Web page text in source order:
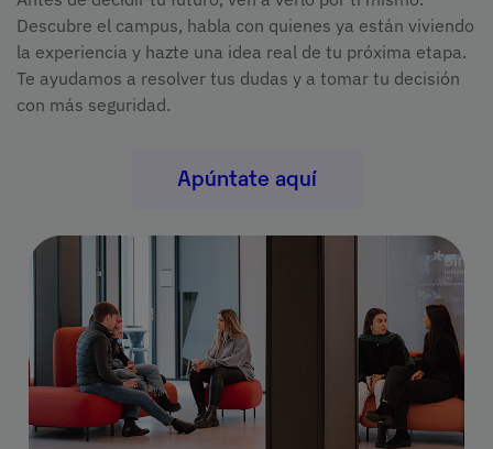
Descubre el campus, habla con quienes ya están viviendo
la experiencia y hazte una idea real de tu próxima etapa.
Te ayudamos a resolver tus dudas y a tomar tu decisión
con más seguridad.
Apúntate aquí